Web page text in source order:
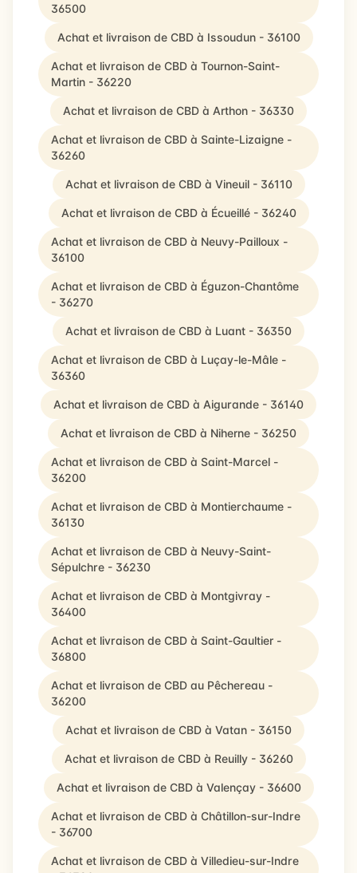
36500
Achat et livraison de CBD à Issoudun - 36100
Achat et livraison de CBD à Tournon-Saint-
Martin - 36220
Achat et livraison de CBD à Arthon - 36330
Achat et livraison de CBD à Sainte-Lizaigne -
36260
Achat et livraison de CBD à Vineuil - 36110
Achat et livraison de CBD à Écueillé - 36240
Achat et livraison de CBD à Neuvy-Pailloux -
36100
Achat et livraison de CBD à Éguzon-Chantôme
- 36270
Achat et livraison de CBD à Luant - 36350
Achat et livraison de CBD à Luçay-le-Mâle -
36360
Achat et livraison de CBD à Aigurande - 36140
Achat et livraison de CBD à Niherne - 36250
Achat et livraison de CBD à Saint-Marcel -
36200
Achat et livraison de CBD à Montierchaume -
36130
Achat et livraison de CBD à Neuvy-Saint-
Sépulchre - 36230
Achat et livraison de CBD à Montgivray -
36400
Achat et livraison de CBD à Saint-Gaultier -
36800
Achat et livraison de CBD au Pêchereau -
36200
Achat et livraison de CBD à Vatan - 36150
Achat et livraison de CBD à Reuilly - 36260
Achat et livraison de CBD à Valençay - 36600
Achat et livraison de CBD à Châtillon-sur-Indre
- 36700
Achat et livraison de CBD à Villedieu-sur-Indre